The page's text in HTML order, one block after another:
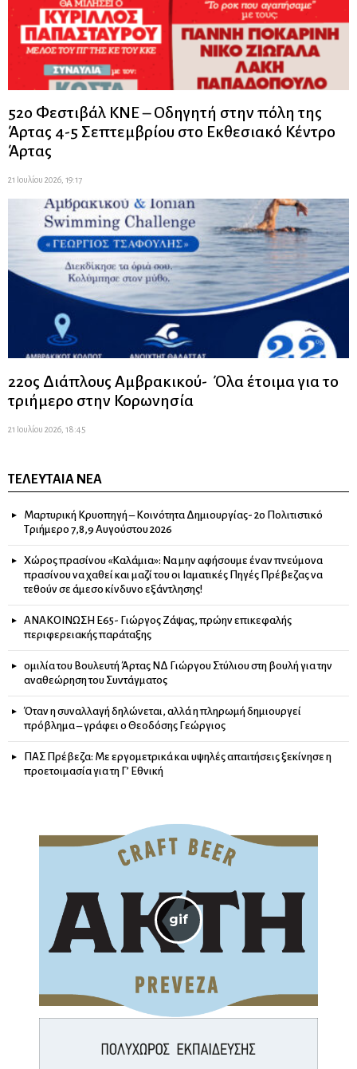
52ο Φεστιβάλ ΚΝΕ – Οδηγητή στην πόλη της
Άρτας 4-5 Σεπτεμβρίου στο Εκθεσιακό Κέντρο
Άρτας
21 Ιουλίου 2026, 19:17
22ος Διάπλους Αμβρακικού- Όλα έτοιμα για το
τριήμερο στην Κορωνησία
21 Ιουλίου 2026, 18:45
ΤΕΛΕΥΤΑΊΑ ΝΈΑ
Μαρτυρική Κρυοπηγή – Κοινότητα Δημιουργίας- 2ο Πολιτιστικό
Τριήμερο 7,8,9 Αυγούστου 2026
Χώρος πρασίνου «Καλάμια»: Να μην αφήσουμε έναν πνεύμονα
πρασίνου να χαθεί και μαζί του οι Ιαματικές Πηγές Πρέβεζας να
τεθούν σε άμεσο κίνδυνο εξάντλησης!
ΑΝΑΚΟΙΝΩΣΗ Ε65- Γιώργος Ζάψας, πρώην επικεφαλής
περιφερειακής παράταξης
ομιλία του Βουλευτή Άρτας ΝΔ Γιώργου Στύλιου στη βουλή για την
αναθεώρηση του Συντάγματος
Όταν η συναλλαγή δηλώνεται, αλλά η πληρωμή δημιουργεί
πρόβλημα – γράφει ο Θεοδόσης Γεώργιος
ΠΑΣ Πρέβεζα: Με εργομετρικά και υψηλές απαιτήσεις ξεκίνησε η
προετοιμασία για τη Γ’ Εθνική